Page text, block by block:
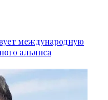
международную
альянса